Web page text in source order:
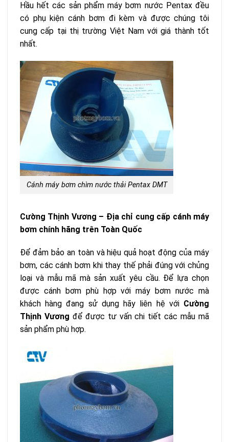
Hầu hết các sản phẩm máy bơm nước Pentax đều
có phụ kiện cánh bơm đi kèm và được chúng tôi
cung cấp tại thị trường Việt Nam với giá thành tốt
nhất.
Cánh máy bơm chìm nước thải Pentax DMT
Cường Thịnh Vương – Địa chỉ cung cấp cánh máy
bơm chính hãng trên Toàn Quốc
Để đảm bảo an toàn và hiệu quả hoạt động của máy
bơm, các cánh bơm khi thay thế phải đúng với chủng
loại và mẫu mã mà sản xuất yêu cầu. Để lựa chọn
được cánh bơm phù hợp với máy bơm nước mà
khách hàng đang sử dụng hãy liên hệ với Cường
Thịnh Vương để được tư vấn chi tiết các mẫu mã
sản phẩm phù hợp.​